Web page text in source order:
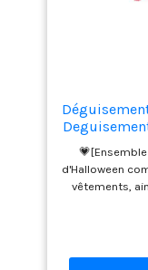
de
Infirmière
d'Halloween
vêtements,
et des tours
Ce